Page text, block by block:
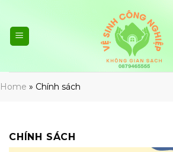
content
Home » Chính sách
CHÍNH SÁCH